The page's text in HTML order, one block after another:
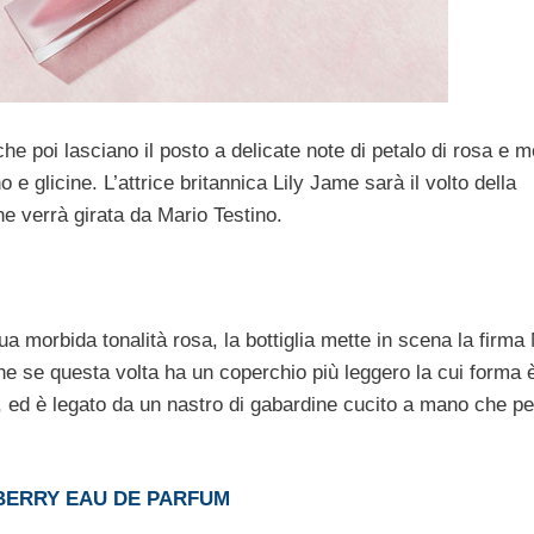
poi lasciano il posto a delicate note di petalo di rosa e
e glicine. L’attrice britannica Lily Jame sarà il volto della
verrà girata da Mario Testino.
morbida tonalità rosa, la bottiglia mette in scena la firma
se questa volta ha un coperchio più leggero la cui forma
è legato da un nastro di gabardine cucito a mano che
EAU DE PARFUM